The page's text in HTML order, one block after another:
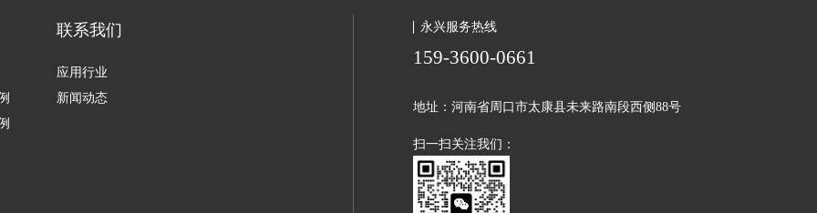
联系我们
应用行业
新闻动态
永兴服务热线
159-3600-0661
地址：河南省周口市太康县未来路南段西侧88号
扫一扫关注我们：